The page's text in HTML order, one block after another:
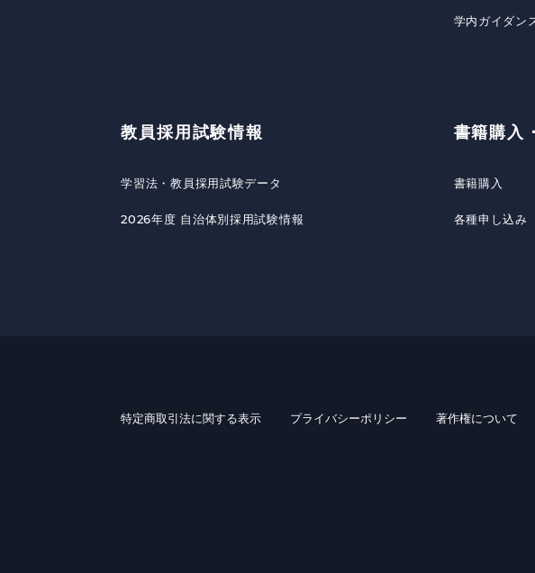
教員採用試験情報
学習法・教員採用試験データ
2026年度 自治体別採用試験情報
学内ガイダン
書籍購入
書籍購入
各種申し込み
特定商取引法に関する表示 プライバシーポリシー 著作権について